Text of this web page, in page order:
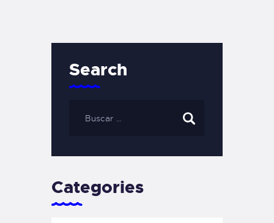
Search
Categories